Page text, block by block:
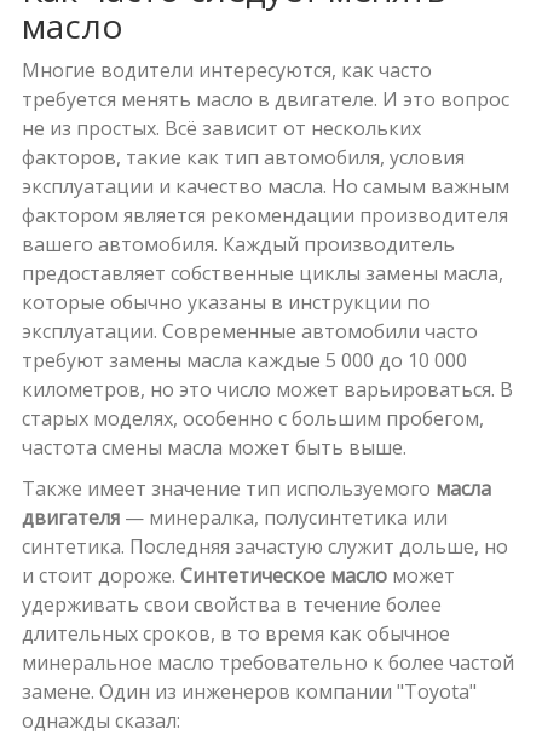
масло
Многие водители интересуются, как часто
требуется менять масло в двигателе. И это вопрос
не из простых. Всё зависит от нескольких
факторов, такие как тип автомобиля, условия
эксплуатации и качество масла. Но самым важным
фактором является рекомендации производителя
вашего автомобиля. Каждый производитель
предоставляет собственные циклы замены масла,
которые обычно указаны в инструкции по
эксплуатации. Современные автомобили часто
требуют замены масла каждые 5 000 до 10 000
километров, но это число может варьироваться. В
старых моделях, особенно с большим пробегом,
частота смены масла может быть выше.
Также имеет значение тип используемого масла
двигателя— минералка, полусинтетика или
синтетика. Последняя зачастую служит дольше, но
и стоит дороже. Синтетическое масломожет
удерживать свои свойства в течение более
длительных сроков, в то время как обычное
минеральное масло требовательно к более частой
замене. Один из инженеров компании "Toyota"
однажды сказал: